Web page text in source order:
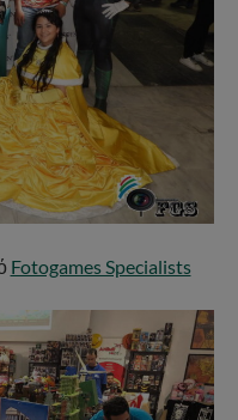
Fotogames Specialists